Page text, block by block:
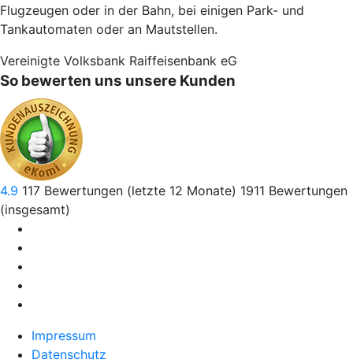
Flugzeugen oder in der Bahn, bei einigen Park- und
Tankautomaten oder an Mautstellen.
Vereinigte Volksbank Raiffeisenbank eG
So bewerten uns unsere Kunden
4.9 117 Bewertungen (letzte 12 Monate) 1911 Bewertungen
(insgesamt)
Impressum
Datenschutz